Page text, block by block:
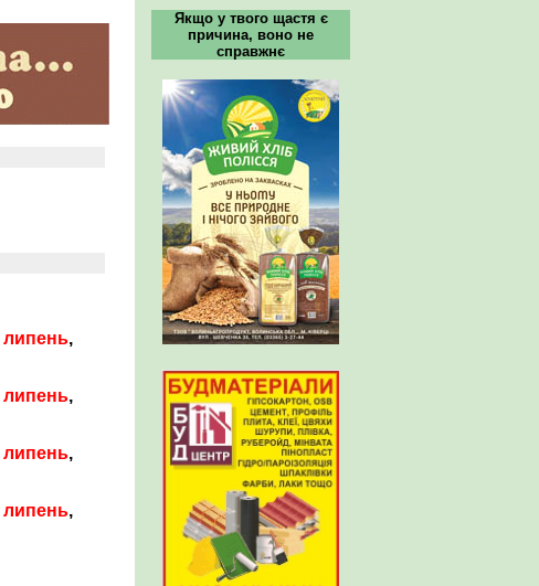
Якщо у твого щастя є
причина, воно не
справжнє
липень,
липень,
липень,
липень,